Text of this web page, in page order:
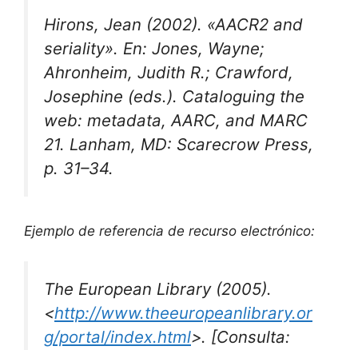
Hirons, Jean (2002). «AACR2 and
seriality». En: Jones, Wayne;
Ahronheim, Judith R.; Crawford,
Josephine (eds.). Cataloguing the
web: metadata, AARC, and MARC
21. Lanham, MD: Scarecrow Press,
p. 31–34.
Ejemplo de referencia de recurso electrónico:
The European Library(2005).
<http://www.theeuropeanlibrary.or
g/portal/index.html>. [Consulta: